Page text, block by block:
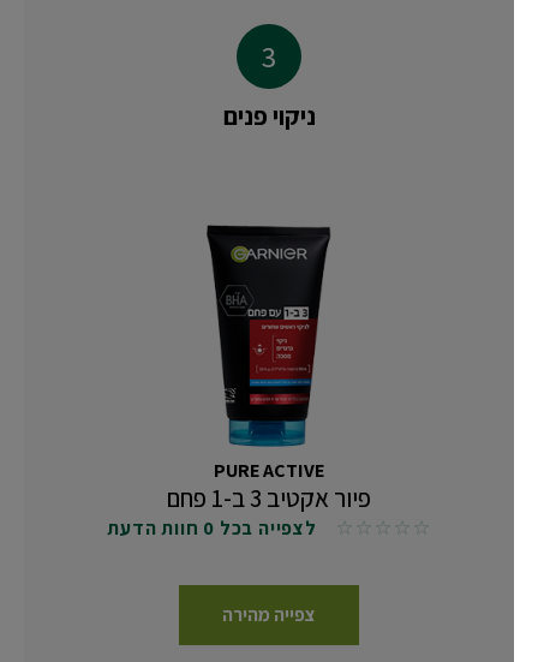
ניקוי פנים
PURE ACTIVE
פיור אקטיב 3 ב-1 פחם
No reviews לצפייה בכל 0 חוות הדעת
צפייה מהירה